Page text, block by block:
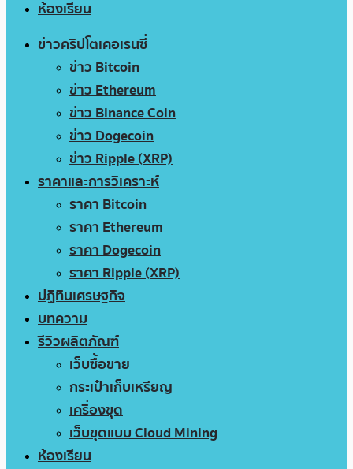
ห้องเรียน
ข่าวคริปโตเคอเรนซี่
ข่าว Bitcoin
ข่าว Ethereum
ข่าว Binance Coin
ข่าว Dogecoin
ข่าว Ripple (XRP)
ราคาและการวิเคราะห์
ราคา Bitcoin
ราคา Ethereum
ราคา Dogecoin
ราคา Ripple (XRP)
ปฏิทินเศรษฐกิจ
บทความ
รีวิวผลิตภัณฑ์
เว็บซื้อขาย
กระเป๋าเก็บเหรียญ
เครื่องขุด
เว็บขุดแบบ Cloud Mining
ห้องเรียน